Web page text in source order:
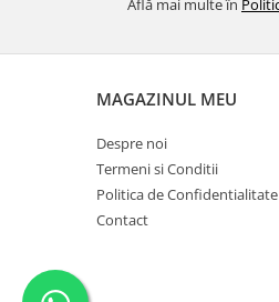
Află mai multe în
MAGAZINUL MEU
Despre noi
Termeni si Conditii
Politica de Confidentialitate
Contact